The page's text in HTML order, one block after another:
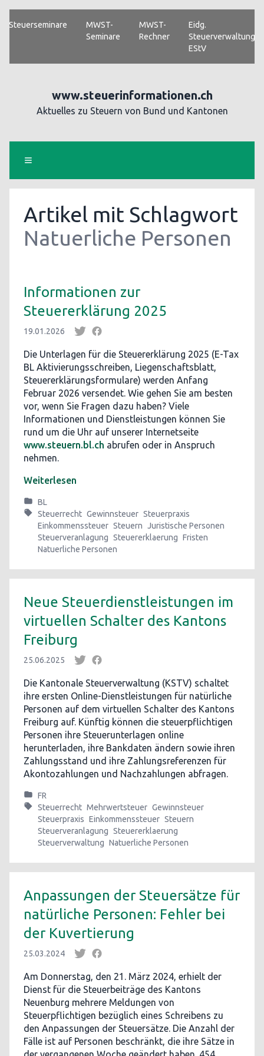
Steuerseminare
MWST-
Seminare
MWST-
Rechner
Eidg.
Steuerverwaltung
EStV
www.steuerinformationen.ch
Aktuelles zu Steuern von Bund und Kantonen
Artikel mit Schlagwort
Natuerliche Personen
Informationen zur
Steuererklärung 2025
19.01.2026
Die Unterlagen für die Steuererklärung 2025 (E-Tax
BL Aktivierungsschreiben, Liegenschaftsblatt,
Steuererklärungsformulare) werden Anfang
Februar 2026 versendet. Wie gehen Sie am besten
vor, wenn Sie Fragen dazu haben? Viele
Informationen und Dienstleistungen können Sie
rund um die Uhr auf unserer Internetseite
www.steuern.bl.ch abrufen oder in Anspruch
nehmen.
Weiterlesen
BL
Steuerrecht Gewinnsteuer Steuerpraxis
Einkommenssteuer Steuern Juristische Personen
Steuerveranlagung Steuererklaerung Fristen
Natuerliche Personen
Neue Steuerdienstleistungen im
virtuellen Schalter des Kantons
Freiburg
25.06.2025
Die Kantonale Steuerverwaltung (KSTV) schaltet
ihre ersten Online-Dienstleistungen für natürliche
Personen auf dem virtuellen Schalter des Kantons
Freiburg auf. Künftig können die steuerpflichtigen
Personen ihre Steuerunterlagen online
herunterladen, ihre Bankdaten ändern sowie ihren
Zahlungsstand und ihre Zahlungsreferenzen für
Akontozahlungen und Nachzahlungen abfragen.
FR
Steuerrecht Mehrwertsteuer Gewinnsteuer
Steuerpraxis Einkommenssteuer Steuern
Steuerveranlagung Steuererklaerung
Steuerverwaltung Natuerliche Personen
Anpassungen der Steuersätze für
natürliche Personen: Fehler bei
der Kuvertierung
25.03.2024
Am Donnerstag, den 21. März 2024, erhielt der
Dienst für die Steuerbeiträge des Kantons
Neuenburg mehrere Meldungen von
Steuerpflichtigen bezüglich eines Schreibens zu
den Anpassungen der Steuersätze. Die Anzahl der
Fälle ist auf Personen beschränkt, die ihre Sätze in